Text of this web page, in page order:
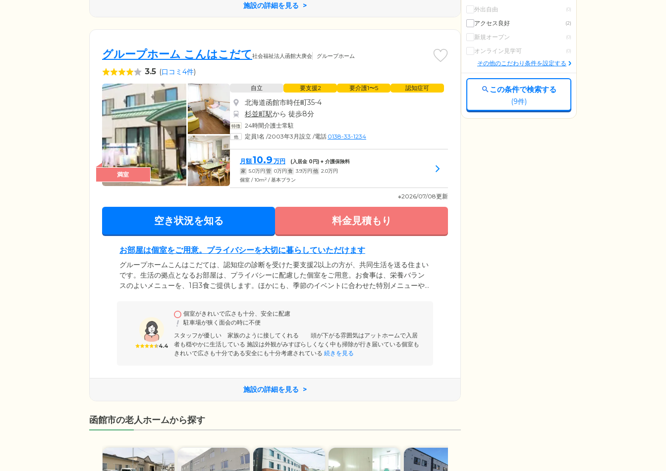
施設の詳細を見る
グループホーム こんはこだて社会福祉法人函館大庚会 グループホーム
3.5 (口コミ4件)
満室
自立 要支援2 要介護1〜5 認知症可
北海道函館市時任町35-4
杉並町駅から 徒歩8分
24時間介護士常駐
定員1名 /2003年3月設立 /電話 0138-33-1234
月額10.9 万円 (入居金 0 円) + 介護保険料
家 5.0万円 管 0万円 食 3.9万円 他 2.0万円
個室 / 10m2 / 基本プラン
※2026/07/08更新
空き状況を知る 料金見積もり
お部屋は個室をご用意。プライバシーを大切に暮らしていただけます
グループホームこんはこだては、認知症の診断を受けた要支援2以上の方が、共同生活を送る住まい
です。生活の拠点となるお部屋は、プライバシーに配慮した個室をご用意。お食事は、栄養バラン
スのよいメニューを、1日3食ご提供します。ほかにも、季節のイベントに合わせた特別メニューや
います。できることは無理のない範囲で取り組んでいただき、困難な動作はスタッフがお手伝いし
ますのでご安心ください。
4.4
個室がきれいで広さも十分、安全に配慮
駐車場が狭く面会の時に不便
スタッフが優しい 家族のように接してくれる 頭が下がる雰囲気はアットホームで入居
者も穏やかに生活している 施設は外観がみすぼらしくなく中も掃除が行き届いている個室も
きれいで広さも十分である安全にも十分考慮されている 続きを見る
施設の詳細を見る
函館市の老人ホームから探す
外出自由 (0)
アクセス良好 (2)
新規オープン (0)
オンライン見学可 (0)
その他のこだわり条件を設定する
この条件で検索する
(9件)